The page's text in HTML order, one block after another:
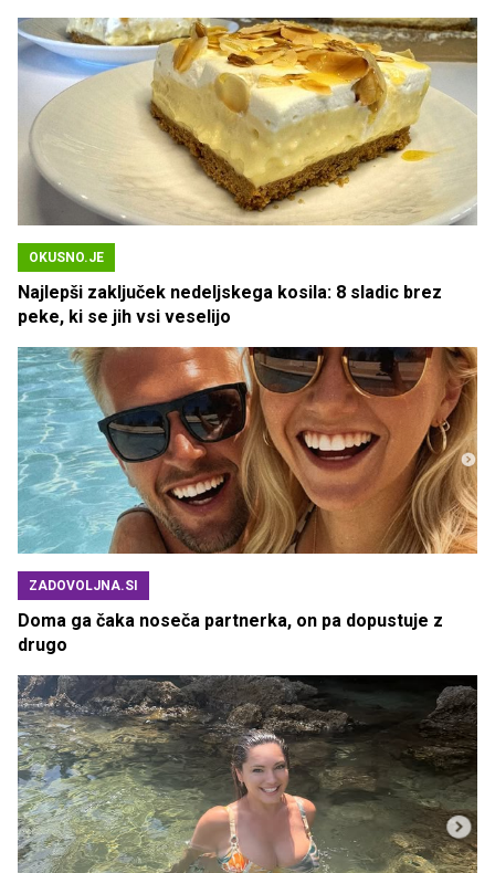
OKUSNO.JE
Najlepši zaključek nedeljskega kosila: 8 sladic brez
peke, ki se jih vsi veselijo
ZADOVOLJNA.SI
Doma ga čaka noseča partnerka, on pa dopustuje z
drugo